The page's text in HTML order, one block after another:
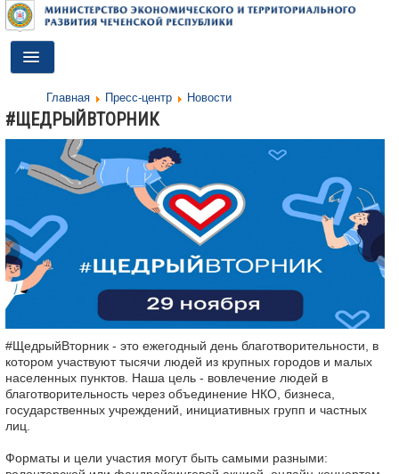
Toggle
Navigation
ГЛАВНАЯ
ДЕЯТЕЛЬНОСТЬ
О МИНИСТЕРСТВЕ
ДОКУМЕНТЫ
ПРЕСС-ЦЕНТР
ПРОТИВОДЕЙСТВИЕ КОРРУПЦИИ
АНТИТЕРРОР
КОНТАКТЫ
ОБРАТНАЯ СВЯЗЬ
Главная Пресс-центр Новости
#ЩЕДРЫЙВТОРНИК
#ЩедрыйВторник - это ежегодный день благотворительности, в
котором участвуют тысячи людей из крупных городов и малых
населенных пунктов. Наша цель - вовлечение людей в
благотворительность через объединение НКО, бизнеса,
государственных учреждений, инициативных групп и частных
лиц.
Форматы и цели участия могут быть самыми разными: